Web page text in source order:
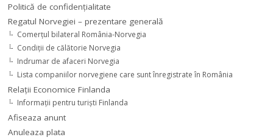
Politică de confidențialitate
Regatul Norvegiei – prezentare generală
Comerţul bilateral România-Norvegia
Condiții de călătorie Norvegia
Indrumar de afaceri Norvegia
Lista companiilor norvegiene care sunt înregistrate în România
Relaţii Economice Finlanda
Informaţii pentru turişti Finlanda
Afiseaza anunt
Anuleaza plata